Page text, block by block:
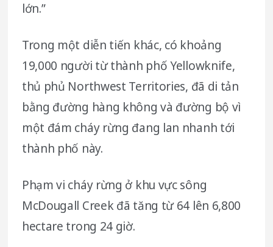
lớn.”
Trong một diễn tiến khác, có khoảng
19,000 người từ thành phố Yellowknife,
thủ phủ Northwest Territories, đã di tản
bằng đường hàng không và đường bộ vì
một đám cháy rừng đang lan nhanh tới
thành phố này.
Phạm vi cháy rừng ở khu vực sông
McDougall Creek đã tăng từ 64 lên 6,800
hectare trong 24 giờ.